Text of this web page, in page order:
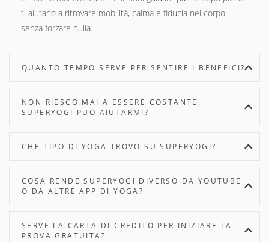
ti aiutano a ritrovare mobilità, calma e fiducia nel corpo —
senza forzare nulla.
QUANTO TEMPO SERVE PER SENTIRE I BENEFICI?
NON RIESCO MAI A ESSERE COSTANTE.
SUPERYOGI PUÒ AIUTARMI?
CHE TIPO DI YOGA TROVO SU SUPERYOGI?
COSA RENDE SUPERYOGI DIVERSO DA YOUTUBE
O DA ALTRE APP DI YOGA?
SERVE LA CARTA DI CREDITO PER INIZIARE LA
PROVA GRATUITA?